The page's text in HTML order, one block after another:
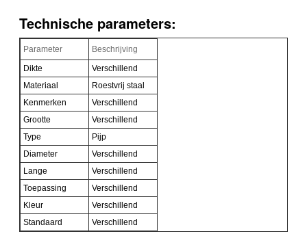
Technische parameters:
Parameter
Beschrijving
Dikte
Verschillend
Materiaal
Roestvrij staal
Kenmerken
Verschillend
Grootte
Verschillend
Type
Pijp
Diameter
Verschillend
Lange
Verschillend
Toepassing
Verschillend
Kleur
Verschillend
Standaard
Verschillend